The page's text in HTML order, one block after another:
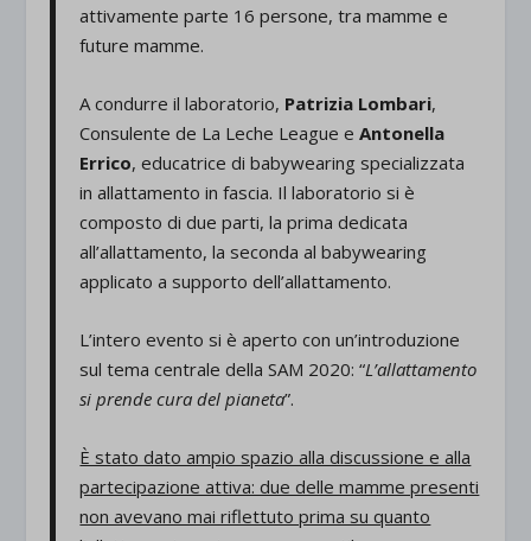
attivamente parte 16 persone, tra mamme e
future mamme.
A condurre il laboratorio, Patrizia Lombari,
Consulente de La Leche League eAntonella
Errico, educatrice di babywearing specializzata
in allattamento in fascia. Il laboratorio si è
composto di due parti, la prima dedicata
all’allattamento, la seconda al babywearing
applicato a supporto dell’allattamento.
L’intero evento si è aperto con un’introduzione
sul tema centrale della SAM 2020: “L’allattamento
si prende cura del pianeta”.
È stato dato ampio spazio alla discussione e alla
partecipazione attiva: due delle mamme presenti
non avevano mai riflettuto prima su quanto